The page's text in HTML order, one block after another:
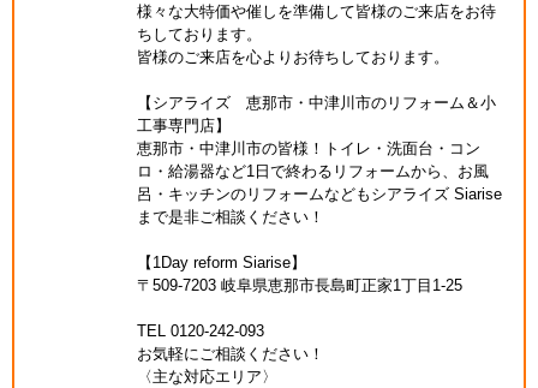
様々な大特価や催しを準備して皆様のご来店をお待
ちしております。
皆様のご来店を心よりお待ちしております。
【シアライズ 恵那市・中津川市のリフォーム＆小
工事専門店】
恵那市・中津川市の皆様！トイレ・洗面台・コン
ロ・給湯器など1日で終わるリフォームから、お風
呂・キッチンのリフォームなどもシアライズ Siarise
まで是非ご相談ください！
【1Day reform Siarise】
〒509-7203 岐阜県恵那市長島町正家1丁目1-25
TEL 0120-242-093
お気軽にご相談ください！
〈主な対応エリア〉